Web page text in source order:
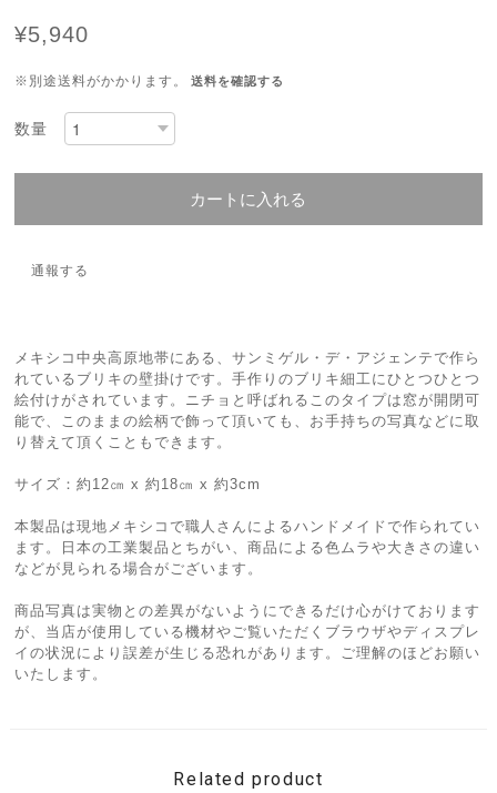
¥5,940
※別途送料がかかります。 送料を確認する
数量
カートに入れる
通報する
メキシコ中央高原地帯にある、サンミゲル・デ・アジェンテで作ら
れているブリキの壁掛けです。手作りのブリキ細工にひとつひとつ
絵付けがされています。ニチョと呼ばれるこのタイプは窓が開閉可
能で、このままの絵柄で飾って頂いても、お手持ちの写真などに取
り替えて頂くこともできます。
サイズ：約12㎝ x 約18㎝ x 約3cm
本製品は現地メキシコで職人さんによるハンドメイドで作られてい
ます。日本の工業製品とちがい、商品による色ムラや大きさの違い
などが見られる場合がございます。
商品写真は実物との差異がないようにできるだけ心がけております
が、当店が使用している機材やご覧いただくブラウザやディスプレ
イの状況により誤差が生じる恐れがあります。ご理解のほどお願い
いたします。
Related product